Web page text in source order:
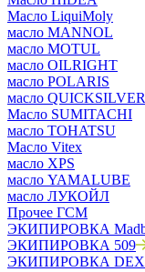
Масло LiquiMoly
масло MANNOL
масло MOTUL
масло OILRIGHT
масло POLARIS
масло QUICKSILVER
Масло SUMITACHI
масло TOHATSU
Масло Vitex
масло XPS
масло YAMALUBE
масло ЛУКОЙЛ
Прочее ГСМ
ЭКИПИРОВКА
ЭКИПИРОВКА 509
ЭКИПИРОВКА